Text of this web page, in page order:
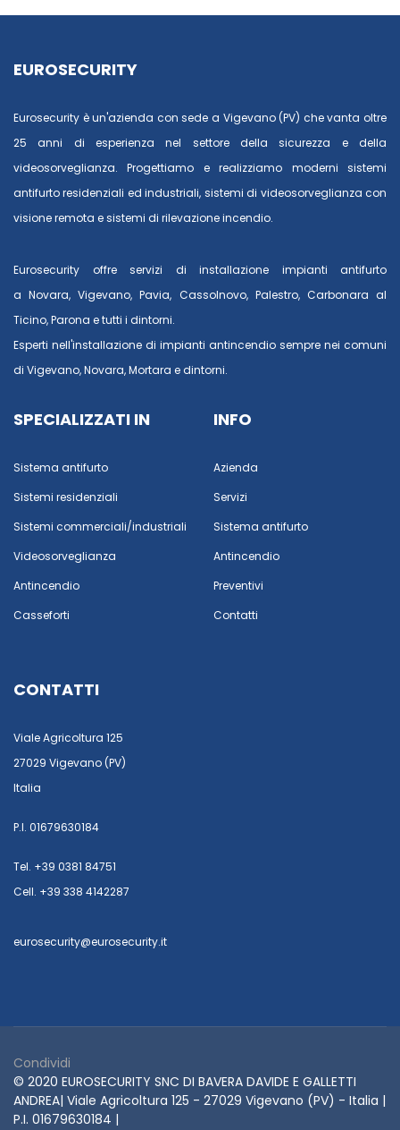
EUROSECURITY
Eurosecurity è un'azienda con sede a Vigevano (PV) che vanta oltre
25 anni di esperienza nel settore della sicurezza e della
videosorveglianza. Progettiamo e realizziamo moderni sistemi
antifurto residenziali ed industriali, sistemi di videosorveglianza con
visione remota e sistemi di rilevazione incendio.
Eurosecurity offre servizi di installazione impianti antifurto
aNovara,Vigevano,Pavia, Cassolnovo, Palestro, Carbonara al
Ticino,Parona e tutti i dintorni.
Esperti nell'installazione di impianti antincendio sempre nei comuni
di Vigevano,Novara,Mortara e dintorni.
SPECIALIZZATI IN
Sistema antifurto
Sistemi residenziali
Sistemi commerciali/industriali
Videosorveglianza
Antincendio
Casseforti
INFO
Azienda
Servizi
Sistema antifurto
Antincendio
Preventivi
Contatti
CONTATTI
Viale Agricoltura 125
27029 Vigevano (PV)
Italia
P.I. 01679630184
Tel. +39 0381 84751
Cell. +39 338 4142287
eurosecurity@eurosecurity.it
Condividi
© 2020 EUROSECURITY SNC DI BAVERA DAVIDE E GALLETTI
ANDREA| Viale Agricoltura 125 - 27029 Vigevano (PV) - Italia |
P.I. 01679630184 |